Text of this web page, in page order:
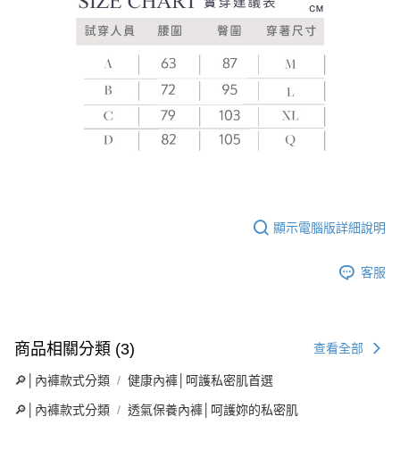
顯示電腦版詳細說明
客服
商品相關分類 (3) 查看全部
🔎│內褲款式分類 健康內褲│呵護私密肌首選
🔎│內褲款式分類 透氣保養內褲│呵護妳的私密肌